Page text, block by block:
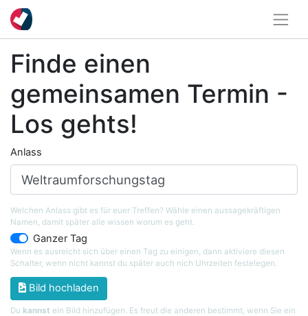
Finde einen
gemeinsamen Termin -
Los gehts!
Anlass
Welchen Anlass gibt es für euer Treffen? Wähle einen aussagekräftigen
Namen, damit später alle wissen worum es geht.
Ganzer Tag
Wenn es ausreicht sich über einen Tag zu einigen, dann aktiviere diesen
Schalter, wenn nicht kannst du später auch nich Uhrzeiten festelegen.
Bild hochladen
Du kannst ein Bild hinzufügen. Es freut die anderen bestimmt, wenn Sie ein